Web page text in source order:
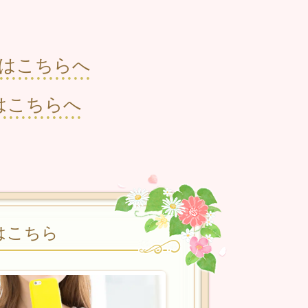
こちらへ
こちらへ
こちら